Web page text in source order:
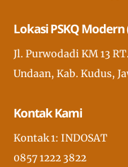
Lokasi PSKQ Modern
Jl. Purwodadi KM 13
Undaan, Kab. Kudus,
Kontak Kami
Kontak 1: INDOSAT
0857 1222 3822